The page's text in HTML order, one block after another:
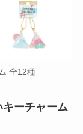
全12種
ーチャーム